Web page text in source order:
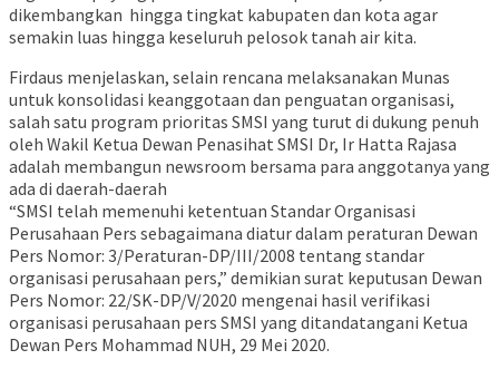
dikembangkan hingga tingkat kabupaten dan kota agar
semakin luas hingga keseluruh pelosok tanah air kita.
Firdaus menjelaskan, selain rencana melaksanakan Munas
untuk konsolidasi keanggotaan dan penguatan organisasi,
salah satu program prioritas SMSI yang turut di dukung penuh
oleh Wakil Ketua Dewan Penasihat SMSI Dr, Ir Hatta Rajasa
adalah membangun newsroom bersama para anggotanya yang
ada di daerah-daerah
“SMSI telah memenuhi ketentuan Standar Organisasi
Perusahaan Pers sebagaimana diatur dalam peraturan Dewan
Pers Nomor: 3/Peraturan-DP/III/2008 tentang standar
organisasi perusahaan pers,” demikian surat keputusan Dewan
Pers Nomor: 22/SK-DP/V/2020 mengenai hasil verifikasi
organisasi perusahaan pers SMSI yang ditandatangani Ketua
Dewan Pers Mohammad NUH, 29 Mei 2020.